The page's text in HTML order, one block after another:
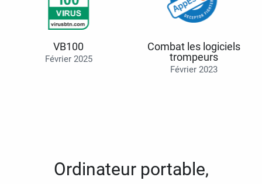
VB100
Février 2025
Combat les logiciels
trompeurs
Février 2023
Ordinateur portable,